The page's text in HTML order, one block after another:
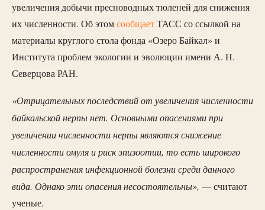
увеличения добычи пресноводных тюленей для снижения
их численности. Об этомсообщаетТАСС со ссылкой на
материалы круглого стола фонда «Озеро Байкал» и
Института проблем экологии и эволюции имени А. Н.
Северцова РАН.
«Отрицательных последствий от увеличения численности
байкальской нерпы нет. Основными опасениями при
увеличении численности нерпы являются снижение
численности омуля и риск эпизоотии, то есть широкого
распространения инфекционной болезни среди данного
вида. Однако эти опасения несостоятельны», — считают
ученые.